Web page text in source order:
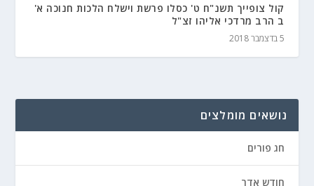
קול צופייך תשנ"ח ט' כסלו פרשת וישלח הלכות חנוכה א'
ב הרב מרדכי אליהו זצ"ל
5 בדצמבר 2018
נושאים מומלצים
חג פורים
חודש אדר